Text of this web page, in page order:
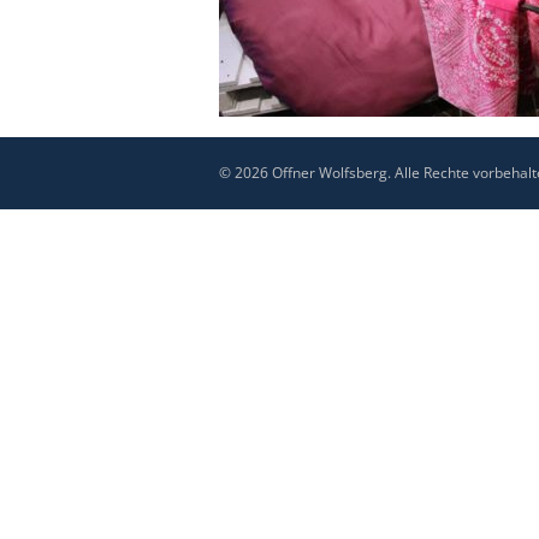
© 2026 Offner Wolfsberg. Alle Rechte